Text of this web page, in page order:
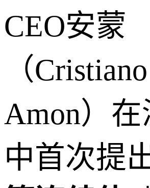
CEO安蒙
（Cristiano
Amon）在
中首次提